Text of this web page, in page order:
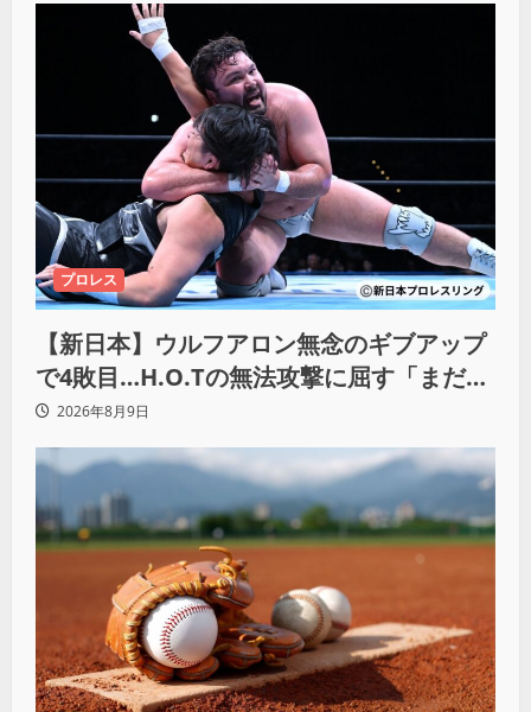
プロレス
【新日本】ウルフアロン無念のギブアップ
で4敗目…H.O.Tの無法攻撃に屈す「まだま
だ俺自身の力はこんなもんだなって」
2026年8月9日